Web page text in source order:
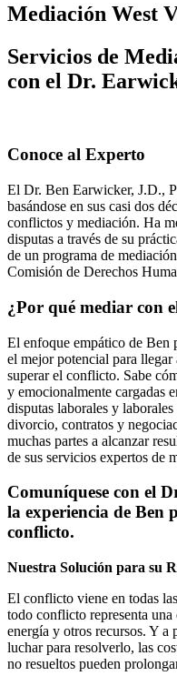
Mediación West
Servicios de
con el Dr.
Conoce al Experto
El Dr. Ben Earwicker, J.D.,
basándose en sus casi dos
conflictos y mediación. Ha
disputas a través de su
de un programa de
Comisión de Derechos
¿Por qué mediar con
El enfoque empático de Ben
el mejor potencial para
superar el conflicto. Sabe
y emocionalmente cargadas
disputas laborales y
divorcio, contratos y
muchas partes a alcanzar
de sus servicios expertos de
Comuníquese con el
la experiencia de Ben
conflicto.
Nuestra Solución para su
El conflicto viene en todas
todo conflicto representa
energía y otros recursos. Y a
luchar para resolverlo, las
no resueltos pueden